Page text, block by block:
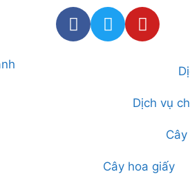
Dịch vụ
Cây hoa giấy